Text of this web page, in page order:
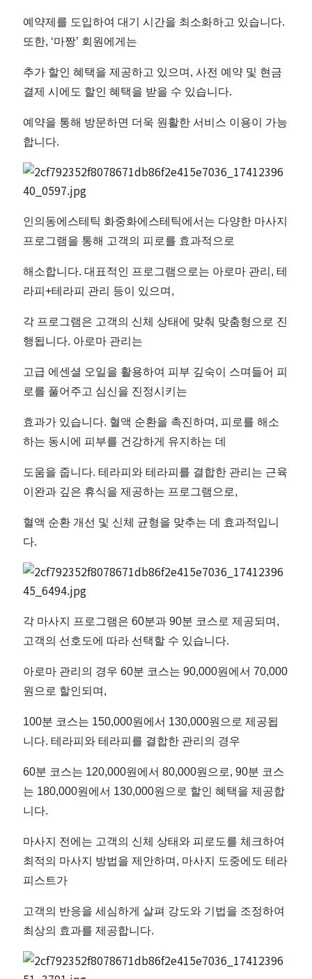
땐
화
중
화
에
스
테
틱
｜
근
처
인
기
마
사
지
샵
추
천
｜
마
짱
예약제를 도입하여 대기 시간을 최소화하고 있습니다.
또한, ‘마짱’ 회원에게는
추가 할인 혜택을 제공하고 있으며, 사전 예약 및 현금
결제 시에도 할인 혜택을 받을 수 있습니다.
예약을 통해 방문하면 더욱 원활한 서비스 이용이 가능
합니다.
인의동에스테틱 화중화에스테틱에서는 다양한 마사지
프로그램을 통해 고객의 피로를 효과적으로
해소합니다. 대표적인 프로그램으로는 아로마 관리, 테
라피+테라피 관리 등이 있으며,
각 프로그램은 고객의 신체 상태에 맞춰 맞춤형으로 진
행됩니다. 아로마 관리는
고급 에센셜 오일을 활용하여 피부 깊숙이 스며들어 피
로를 풀어주고 심신을 진정시키는
효과가 있습니다. 혈액 순환을 촉진하며, 피로를 해소
하는 동시에 피부를 건강하게 유지하는 데
도움을 줍니다. 테라피와 테라피를 결합한 관리는 근육
이완과 깊은 휴식을 제공하는 프로그램으로,
혈액 순환 개선 및 신체 균형을 맞추는 데 효과적입니
다.
각 마사지 프로그램은 60분과 90분 코스로 제공되며,
고객의 선호도에 따라 선택할 수 있습니다.
아로마 관리의 경우 60분 코스는 90,000원에서 70,000
원으로 할인되며,
100분 코스는 150,000원에서 130,000원으로 제공됩
니다. 테라피와 테라피를 결합한 관리의 경우
60분 코스는 120,000원에서 80,000원으로, 90분 코스
는 180,000원에서 130,000원으로 할인 혜택을 제공합
니다.
마사지 전에는 고객의 신체 상태와 피로도를 체크하여
최적의 마사지 방법을 제안하며, 마사지 도중에도 테라
피스트가
고객의 반응을 세심하게 살펴 강도와 기법을 조정하여
최상의 효과를 제공합니다.